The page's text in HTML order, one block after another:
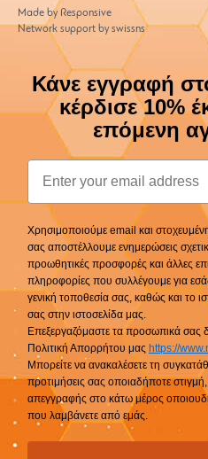
Made by Responsive
Network support by swissns
Κάνε εγγραφή
κέρδισε 10%
επόμενη
Email
Χρησιμοποιούμε email και
σας αποστέλλουμε ενημερώσεις
προωθητικές προσφορές και άλλες
πληροφορίες που συλλέγουμε για
γενική τοποθεσία σας, καθώς και το
σας στην ιστοσελίδα μας.
Επεξεργαζόμαστε τα προσωπικά σας
Πολιτική Απορρήτου μας https://
Μπορείτε να ανακαλέσετε τη
προτιμήσεις σας οποιαδήποτε
απεγγραφής στο κάτω μέρος
που λαμβάνετε από εμάς.